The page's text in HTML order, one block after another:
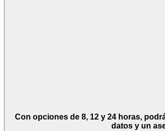
Con opciones de 8, 12 y 24 horas,
datos y un